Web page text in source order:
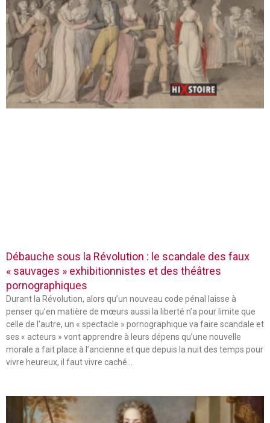
Débauche sous la Révolution : le scandale des faux
« sauvages » exhibitionnistes et des théâtres
pornographiques
Durant la Révolution, alors qu’un nouveau code pénal laisse à
penser qu’en matière de mœurs aussi la liberté n’a pour limite que
celle de l’autre, un « spectacle » pornographique va faire scandale et
ses « acteurs » vont apprendre à leurs dépens qu’une nouvelle
morale a fait place à l’ancienne et que depuis la nuit des temps pour
vivre heureux, il faut vivre caché…